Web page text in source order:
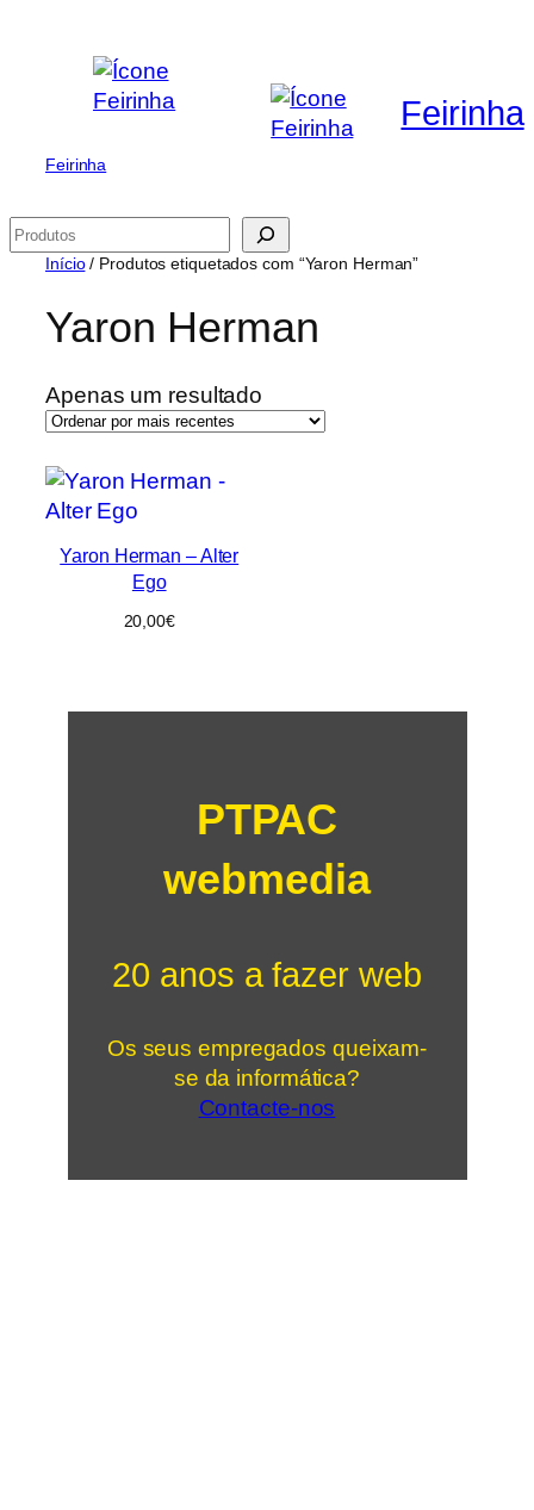
conteúdo
Feirinha
Feirinha
Pesquisar
Início/ Produtos etiquetados com “Yaron Herman”
Yaron Herman
Apenas um resultado
Yaron Herman – Alter
Ego
20,00€
PTPAC
webmedia
20 anos a fazer web
Os seus empregados queixam-
se da informática?
Contacte-nos